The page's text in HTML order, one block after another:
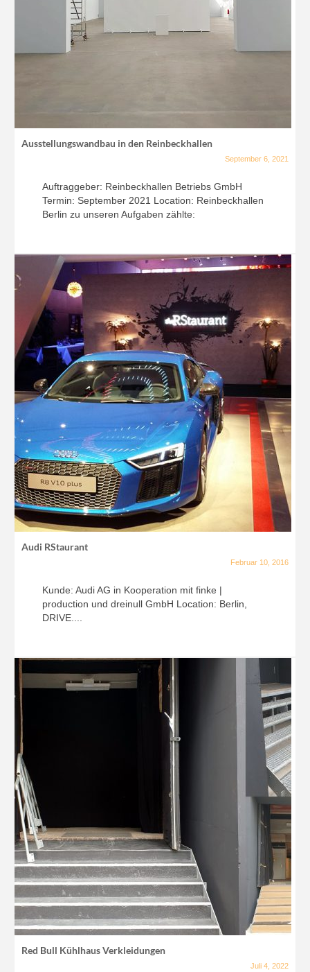
Ausstellungswandbau in den Reinbeckhallen
September 6, 2021
Auftraggeber: Reinbeckhallen Betriebs GmbH
Termin: September 2021 Location: Reinbeckhallen
Berlin zu unseren Aufgaben zählte:
Audi RStaurant
Februar 10, 2016
Kunde: Audi AG in Kooperation mit finke |
production und dreinull GmbH Location: Berlin,
DRIVE....
Red Bull Kühlhaus Verkleidungen
Juli 4, 2022